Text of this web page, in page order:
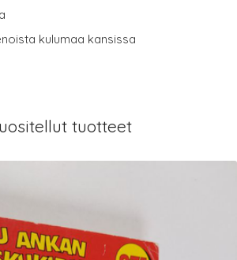
kulumaa kansissa
tuotteet